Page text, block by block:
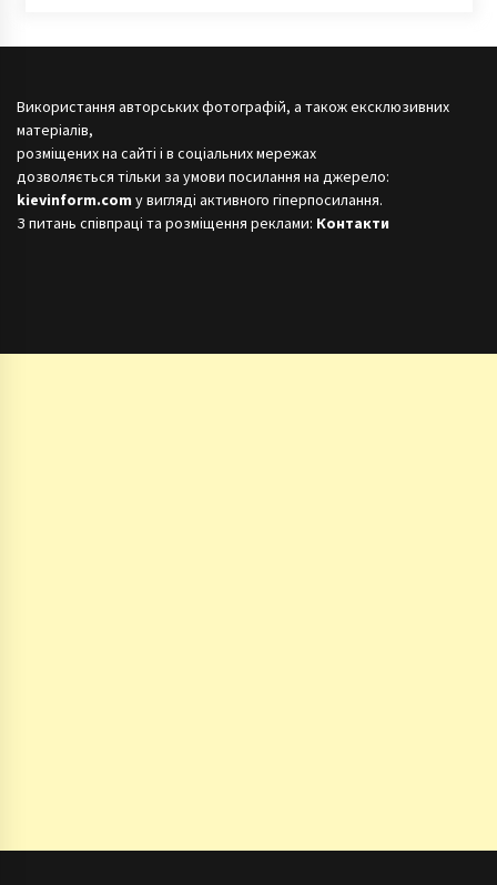
Використання авторських фотографій, а також ексклюзивних
матеріалів,
розміщених на сайті і в соціальних мережах
дозволяється тільки за умови посилання на джерело:
kievinform.com у вигляді активного гіперпосилання.
З питань співпраці та розміщення реклами: Контакти